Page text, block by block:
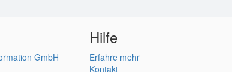
GmbH
Hilfe
Erfahre mehr
Kontakt